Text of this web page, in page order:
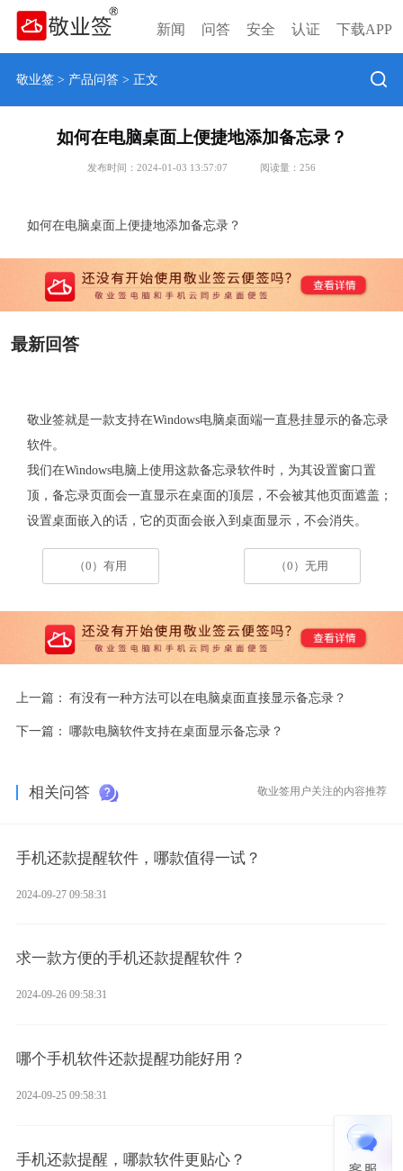
新闻 问答 安全 认证 下载APP
敬业签> 产品问答> 正文
如何在电脑桌面上便捷地添加备忘录？
发布时间：2024-01-03 13:57:07 阅读量： 256
如何在电脑桌面上便捷地添加备忘录？
最新回答
敬业签就是一款支持在Windows电脑桌面端一直悬挂显示的备忘录
软件。
我们在Windows电脑上使用这款备忘录软件时，为其设置窗口置
顶，备忘录页面会一直显示在桌面的顶层，不会被其他页面遮盖；
设置桌面嵌入的话，它的页面会嵌入到桌面显示，不会消失。
（0）有用 （0）无用
上一篇： 有没有一种方法可以在电脑桌面直接显示备忘录？
下一篇： 哪款电脑软件支持在桌面显示备忘录？
相关问答 敬业签用户关注的内容推荐
手机还款提醒软件，哪款值得一试？
2024-09-27 09:58:31
求一款方便的手机还款提醒软件？
2024-09-26 09:58:31
哪个手机软件还款提醒功能好用？
2024-09-25 09:58:31
手机还款提醒，哪款软件更贴心？